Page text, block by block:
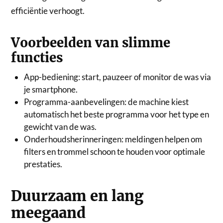
efficiëntie verhoogt.
Voorbeelden van slimme
functies
App-bediening: start, pauzeer of monitor de was via
je smartphone.
Programma-aanbevelingen: de machine kiest
automatisch het beste programma voor het type en
gewicht van de was.
Onderhoudsherinneringen: meldingen helpen om
filters en trommel schoon te houden voor optimale
prestaties.
Duurzaam en lang
meegaand